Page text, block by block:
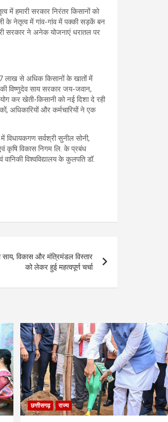
में हमारी सरकार निरंतर किसानों को
के नेतृत्व में गांव-गांव में पक्की सड़कें बन
सरकार ने अनेक योजनाएं धरातल पर
लाख से अधिक किसानों के खातों में
विष्णुदेव साय सरकार जय-जवान,
कर खेती-किसानी को नई दिशा दे रही
अधिकारियों और कर्मचारियों ने एक
सर्वश्री सुनील सोनी,
कृषि विकास निगम लि. के प्रबंध
विश्वविद्यालय के कुलपति डॉ.
साय, विकास और मंत्रिमंडल विस्तार
को लेकर हुई महत्वपूर्ण चर्चा
छत्तीसगढ़ राज्य